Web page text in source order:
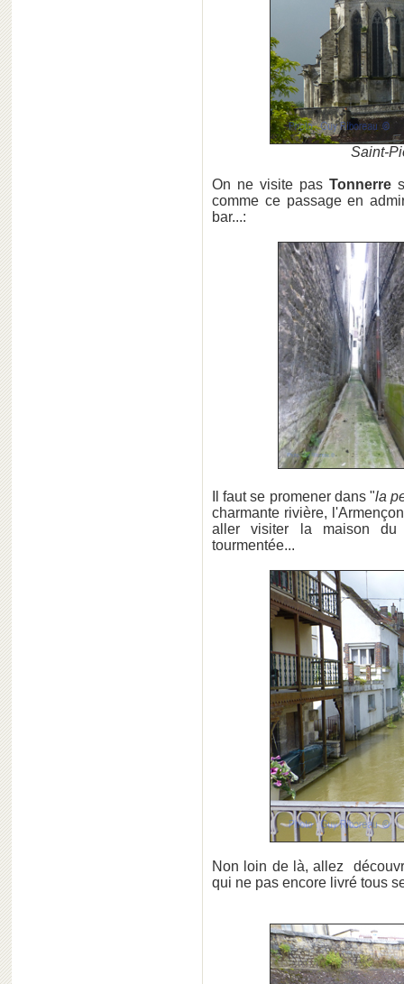
Saint-
On ne visite pas Tonnerre
comme ce passage en
bar...:
Il faut se promener dans "la
charmante rivière,
aller visiter la maison
tourmentée...
Non loin de là, allez
qui ne pas encore livré tous